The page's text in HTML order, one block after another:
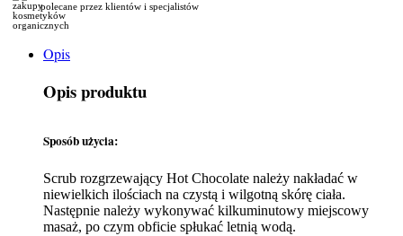
polecane przez klientów i specjalistów
Opis
Opis produktu
Sposób użycia:
Scrub rozgrzewający Hot Chocolate należy nakładać w
niewielkich ilościach na czystą i wilgotną skórę ciała.
Następnie należy wykonywać kilkuminutowy miejscowy
masaż, po czym obficie spłukać letnią wodą.